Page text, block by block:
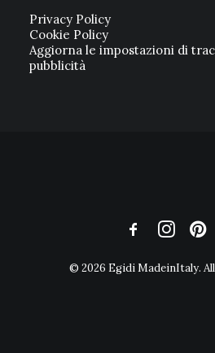
Privacy Policy
Cookie Policy
Aggiorna le impostazioni di
pubblicità
© 2026 Egidi MadeinItaly.